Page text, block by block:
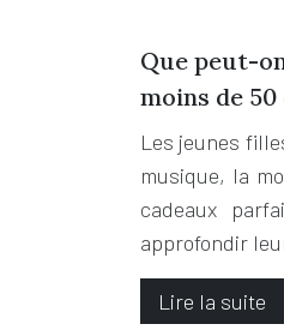
Que peut-
moins de 50
Les jeunes
musique, la
cadeaux
approfondir
Lire la suite